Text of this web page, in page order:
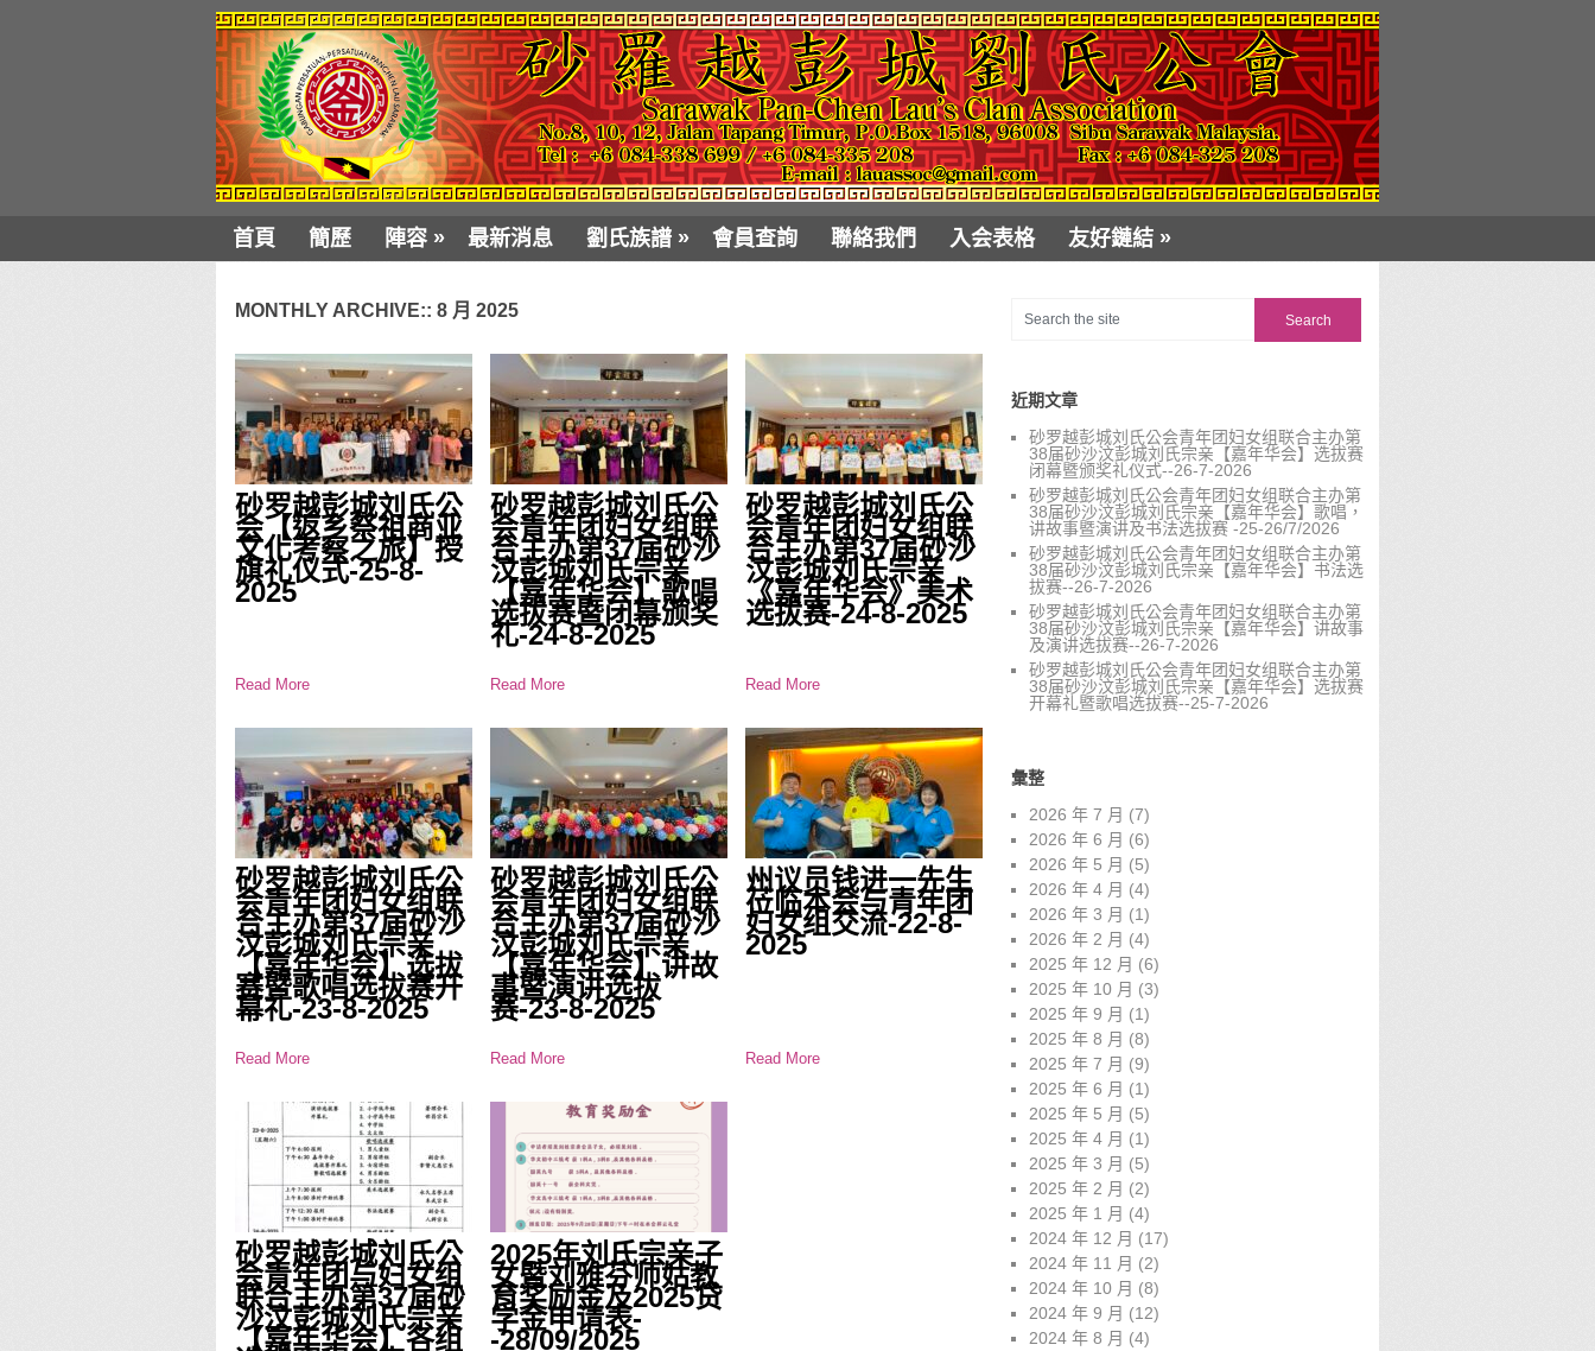
首頁 簡歷 陣容 » 最新消息 劉氏族譜 » 會員查詢 聯絡我們 入会表格 友好鏈結 »
MONTHLY ARCHIVE:: 8 月 2025
砂罗越彭城刘氏公
会【返乡祭祖商业
文化考察之旅】授
旗礼仪式-25-8-
2025
Read More
砂罗越彭城刘氏公
会青年团妇女组联
合主办第37届砂沙
汶彭城刘氏宗亲
【嘉年华会】歌唱
选拔赛暨闭幕颁奖
礼-24-8-2025
Read More
砂罗越彭城刘氏公
会青年团妇女组联
合主办第37届砂沙
汶彭城刘氏宗亲
《嘉年华会》美术
选拔赛-24-8-2025
Read More
砂罗越彭城刘氏公
会青年团妇女组联
合主办第37届砂沙
汶彭城刘氏宗亲
【嘉年华会】选拔
赛暨歌唱选拔赛开
幕礼-23-8-2025
Read More
砂罗越彭城刘氏公
会青年团妇女组联
合主办第37届砂沙
汶彭城刘氏宗亲
【嘉年华会】讲故
事暨演讲选拔
赛-23-8-2025
Read More
州议员钱进一先生
莅临本会与青年团
妇女组交流-22-8-
2025
Read More
砂罗越彭城刘氏公
会青年团与妇女组
联合主办第37届砂
沙汶彭城刘氏宗亲
【嘉年华会】各组
2025年刘氏宗亲子
女暨刘雅芬师姑教
育奖励金及2025贷
学金申请表-
-28/09/2025
近期文章
砂罗越彭城刘氏公会青年团妇女组联合主办第
38届砂沙汶彭城刘氏宗亲【嘉年华会】选拔赛
闭幕暨颁奖礼仪式--26-7-2026
砂罗越彭城刘氏公会青年团妇女组联合主办第
38届砂沙汶彭城刘氏宗亲【嘉年华会】歌唱，
讲故事暨演讲及书法选拔赛 -25-26/7/2026
砂罗越彭城刘氏公会青年团妇女组联合主办第
38届砂沙汶彭城刘氏宗亲【嘉年华会】书法选
拔赛--26-7-2026
砂罗越彭城刘氏公会青年团妇女组联合主办第
38届砂沙汶彭城刘氏宗亲【嘉年华会】讲故事
及演讲选拔赛--26-7-2026
砂罗越彭城刘氏公会青年团妇女组联合主办第
38届砂沙汶彭城刘氏宗亲【嘉年华会】选拔赛
开幕礼暨歌唱选拔赛--25-7-2026
彙整
2026 年 7 月 (7)
2026 年 6 月 (6)
2026 年 5 月 (5)
2026 年 4 月 (4)
2026 年 3 月 (1)
2026 年 2 月 (4)
2025 年 12 月 (6)
2025 年 10 月 (3)
2025 年 9 月 (1)
2025 年 8 月 (8)
2025 年 7 月 (9)
2025 年 6 月 (1)
2025 年 5 月 (5)
2025 年 4 月 (1)
2025 年 3 月 (5)
2025 年 2 月 (2)
2025 年 1 月 (4)
2024 年 12 月 (17)
2024 年 11 月 (2)
2024 年 10 月 (8)
2024 年 9 月 (12)
2024 年 8 月 (4)